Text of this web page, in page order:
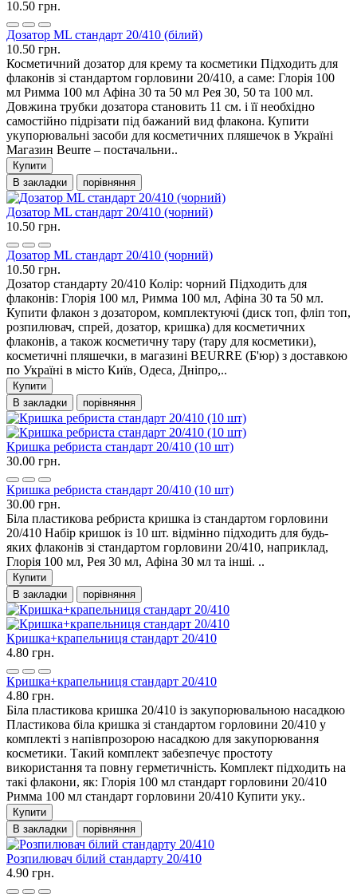
10.50 грн.
Дозатор ML стандарт 20/410 (білий)
10.50 грн.
Косметичний дозатор для крему та косметики Підходить для
флаконів зі стандартом горловини 20/410, а саме: Глорія 100
мл Римма 100 мл Афіна 30 та 50 мл Рея 30, 50 та 100 мл.
Довжина трубки дозатора становить 11 см. і її необхідно
самостійно підрізати під бажаний вид флакона. Купити
укупорювальні засоби для косметичних пляшечок в Україні
Магазин Beurre – постачальни..
Купити
В закладки
порівняння
Дозатор ML стандарт 20/410 (чорний)
10.50 грн.
Дозатор ML стандарт 20/410 (чорний)
10.50 грн.
Дозатор стандарту 20/410 Колір: чорний Підходить для
флаконів: Глорія 100 мл, Римма 100 мл, Афіна 30 та 50 мл.
Купити флакон з дозатором, комплектуючі (диск топ, фліп топ,
розпилювач, спрей, дозатор, кришка) для косметичних
флаконів, а також косметичну тару (тару для косметики),
косметичні пляшечки, в магазині BEURRE (Б'юр) з доставкою
по Україні в місто Київ, Одеса, Дніпро,..
Купити
В закладки
порівняння
Кришка ребриста стандарт 20/410 (10 шт)
30.00 грн.
Кришка ребриста стандарт 20/410 (10 шт)
30.00 грн.
Біла пластикова ребриста кришка із стандартом горловини
20/410 Набір кришок із 10 шт. відмінно підходить для будь-
яких флаконів зі стандартом горловини 20/410, наприклад,
Глорія 100 мл, Рея 30 мл, Афіна 30 мл та інші. ..
Купити
В закладки
порівняння
Кришка+крапельниця стандарт 20/410
4.80 грн.
Кришка+крапельниця стандарт 20/410
4.80 грн.
Біла пластикова кришка 20/410 із закупорювальною насадкою
Пластикова біла кришка зі стандартом горловини 20/410 у
комплекті з напівпрозорою насадкою для закупорювання
косметики. Такий комплект забезпечує простоту
використання та повну герметичність. Комплект підходить на
такі флакони, як: Глорія 100 мл стандарт горловини 20/410
Римма 100 мл стандарт горловини 20/410 Купити уку..
Купити
В закладки
порівняння
Розпилювач білий стандарту 20/410
4.90 грн.